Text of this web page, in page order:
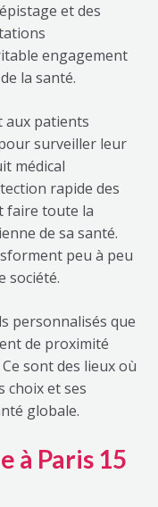
et des
engagement
la santé.
patients
surveiller leur
médical
rapide des
faire toute la
de sa santé.
peu à peu
société.
personnalisés que
de proximité
sont des lieux où
choix et ses
globale.
à Paris 15